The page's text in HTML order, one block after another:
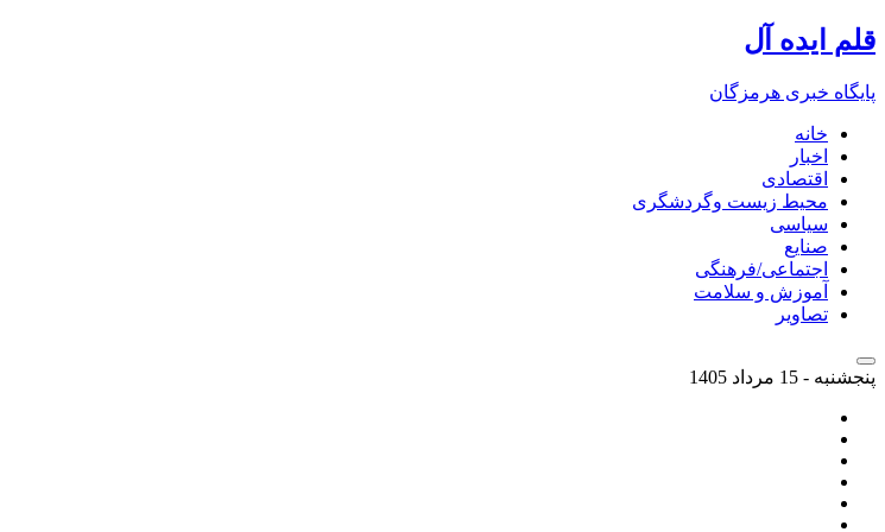
قلم ایده آل
پایگاه خبری هرمزگان
خانه
اخبار
اقتصادی
محیط زیست وگردشگری
سیاسی
صنایع
اجتماعی/فرهنگی
آموزش و سلامت
تصاویر
پنجشنبه - 15 مرداد 1405